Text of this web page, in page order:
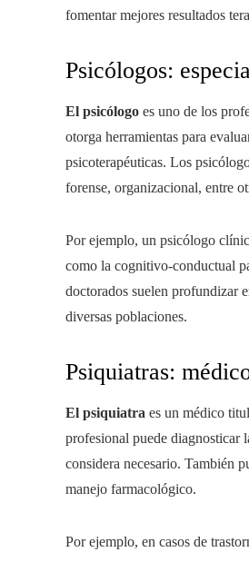
fomentar mejores resultados
Psicólogos:
El psicólogo es uno de los
otorga herramientas para
psicoterapéuticas. Los
forense, organizacional, entre
Por ejemplo, un psicólogo
como la cognitivo-conductual
doctorados suelen profundizar
diversas poblaciones.
Psiquiatras:
El psiquiatra es un médico
profesional puede diagnosticar
considera necesario. También
manejo farmacológico.
Por ejemplo, en casos de